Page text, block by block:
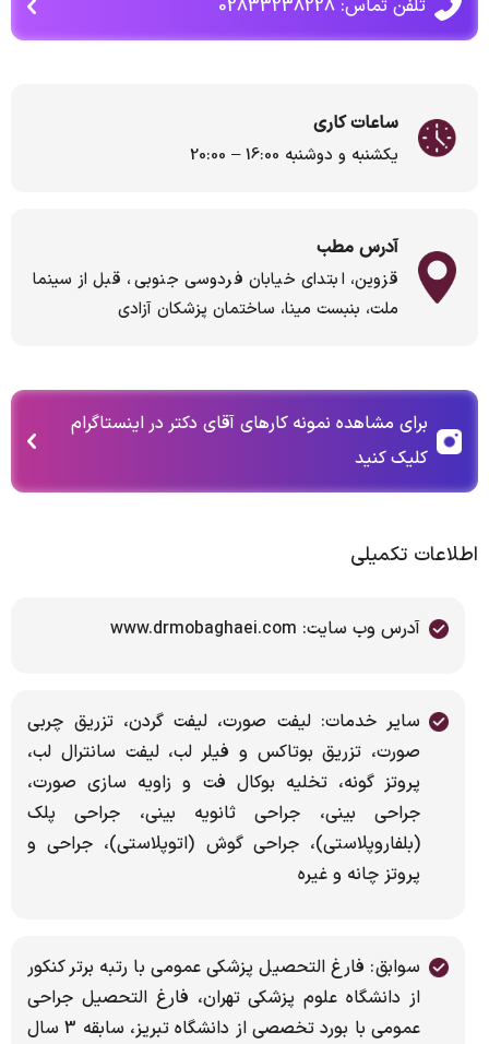
تلفن تماس: 02833238228
ساعات کاری
یکشنبه و دوشنبه 16:00 – 20:00
آدرس مطب
قزوین، ابتدای خیابان فردوسی جنوبی، قبل از سینما
ملت، بنبست مینا، ساختمان پزشکان آزادی
برای مشاهده نمونه کارهای آقای دکتر در اینستاگرام
کلیک کنید
اطلاعات تکمیلی
آدرس وب سایت: www.drmobaghaei.com
سایر خدمات: لیفت صورت، لیفت گردن، تزریق چربی
صورت، تزریق بوتاکس و فیلر لب، لیفت سانترال لب،
پروتز گونه، تخلیه بوکال فت و زاویه سازی صورت،
جراحی بینی، جراحی ثانویه بینی، جراحی پلک
(بلفاروپلاستی)، جراحی گوش (اتوپلاستی)، جراحی و
پروتز چانه و غیره
سوابق: فارغ التحصیل پزشکی عمومی با رتبه برتر کنکور
از دانشگاه علوم پزشکی تهران، فارغ التحصیل جراحی
عمومی با بورد تخصصی از دانشگاه تبریز، سابقه 3 سال